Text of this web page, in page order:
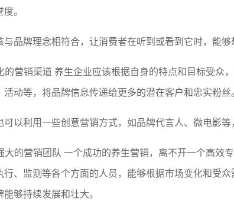
。
与品牌理念相符合，让消费者在听到或看到它时，能够
的营销渠道 养生企业应该根据自身的特点和目标受众
动等，将品牌信息传递给更多的潜在客户和忠实粉丝
可以利用一些创意营销方式，如品牌代言人、微电影等
大的营销团队 一个成功的养生营销，离不开一个高效
行、监测等各个方面的人员，能够根据市场变化和受
够持续发展和壮大。